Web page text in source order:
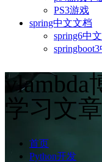
PS3游戏
spring中文文档
spring6中
vlambda
学习文
首页
Python开发